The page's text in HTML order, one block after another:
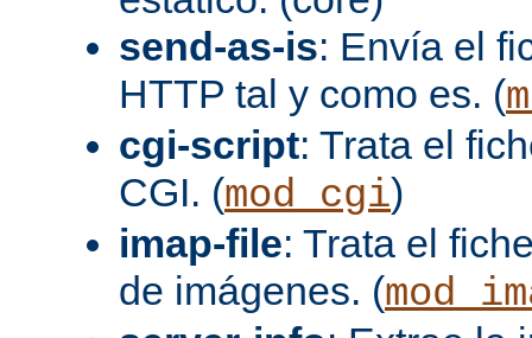
send-as-is: Envía el
HTTP tal y como es. (
cgi-script: Trata el
CGI. (mod_cgi)
imap-file: Trata el
de imágenes. (